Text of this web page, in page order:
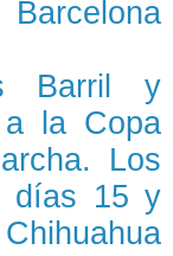
Barril y
a la Copa
Los
días 15 y